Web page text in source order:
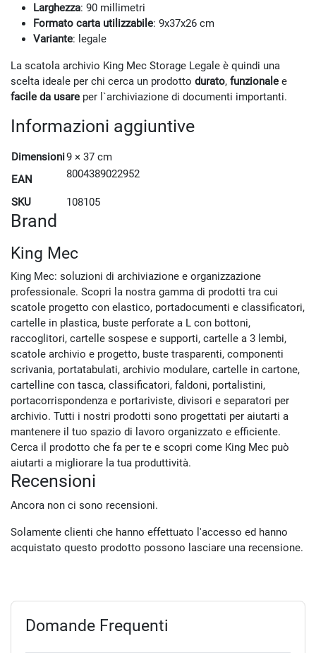
Larghezza: 90 millimetri
Formato carta utilizzabile: 9x37x26 cm
Variante: legale
La scatola archivio King Mec Storage Legale è quindi una
scelta ideale per chi cerca un prodotto durato, funzionale e
facile da usare per l`archiviazione di documenti importanti.
Informazioni aggiuntive
Dimensioni9 × 37 cm
EAN
8004389022952
SKU 108105
Brand
King Mec
King Mec: soluzioni di archiviazione e organizzazione
professionale. Scopri la nostra gamma di prodotti tra cui
scatole progetto con elastico, portadocumenti e classificatori,
cartelle in plastica, buste perforate a L con bottoni,
raccoglitori, cartelle sospese e supporti, cartelle a 3 lembi,
scatole archivio e progetto, buste trasparenti, componenti
scrivania, portatabulati, archivio modulare, cartelle in cartone,
cartelline con tasca, classificatori, faldoni, portalistini,
portacorrispondenza e portariviste, divisori e separatori per
archivio. Tutti i nostri prodotti sono progettati per aiutarti a
mantenere il tuo spazio di lavoro organizzato e efficiente.
Cerca il prodotto che fa per te e scopri come King Mec può
aiutarti a migliorare la tua produttività.
Recensioni
Ancora non ci sono recensioni.
Solamente clienti che hanno effettuato l'accesso ed hanno
acquistato questo prodotto possono lasciare una recensione.
Domande Frequenti